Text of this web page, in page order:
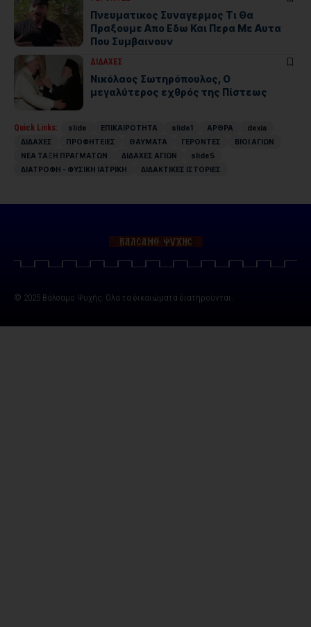
Πνευματικος Συναγερμος Τι Θα
Πραξουμε Απο Εδω Και Περα Με Αυτα
Που Συμβαινουν
ΔΙΔΑΧΕΣ
Νικόλαος Σωτηρόπουλος, Ο
μεγαλύτερος εχθρός της Πίστεως
Quick Links: slide ΕΠΙΚΑΙΡΟΤΗΤΑ slide1 ΑΡΘΡΑ
dexia
ΔΙΔΑΧΕΣ
ΠΡΟΦΗΤΕΙΕΣ ΘΑΥΜΑΤΑ ΓΕΡΟΝΤΕΣ
ΒΙΟΙ ΑΓΙΩΝ
ΝΕΑ ΤΑΞΗ ΠΡΑΓΜΑΤΩΝ
ΔΙΔΑΧΕΣ ΑΓΙΩΝ
slide5
ΔΙΑΤΡΟΦΗ - ΦΥΣΙΚΗ ΙΑΤΡΙΚΗ
ΔΙΔΑΚΤΙΚΕΣ ΙΣΤΟΡΙΕΣ
© 2025 Βάλσαμο Ψυχής. Όλα τα δικαιώματα διατηρούνται.